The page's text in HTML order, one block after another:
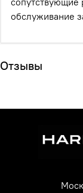
обслуживание
Отзывы